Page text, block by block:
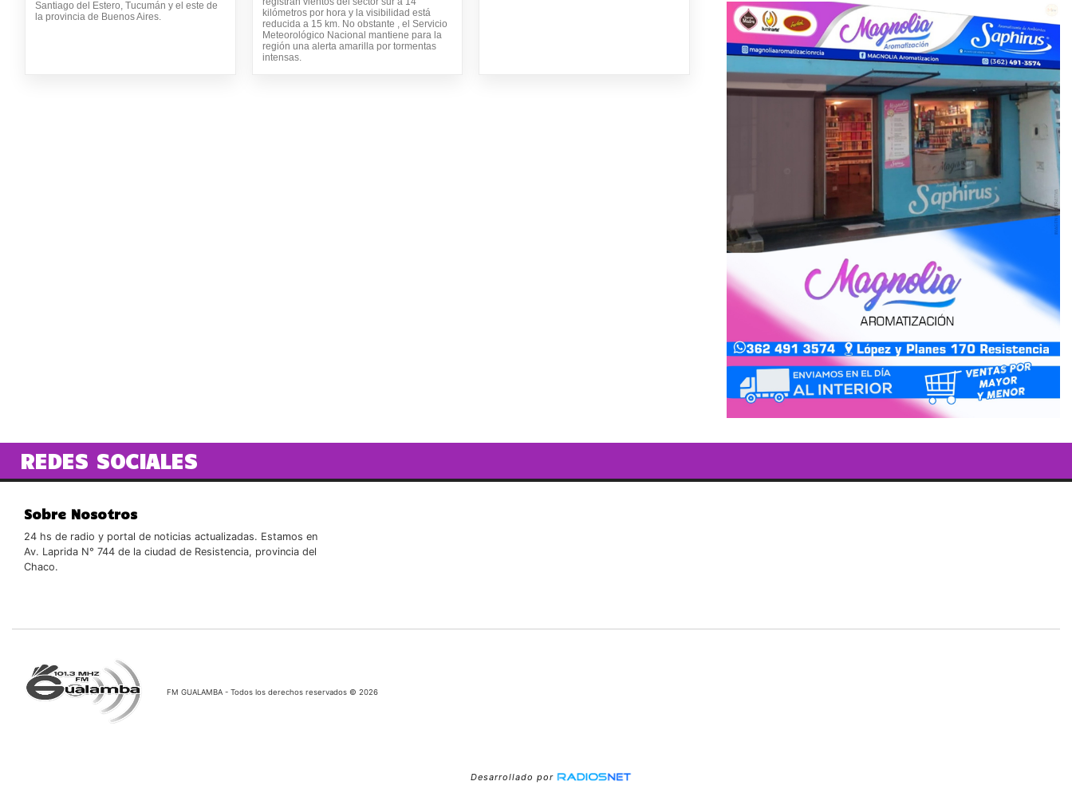
Santiago del Estero, Tucumán y el este de
la provincia de Buenos Aires.
kilómetros por hora y la visibilidad está
reducida a 15 km. No obstante , el Servicio
Meteorológico Nacional mantiene para la
región una alerta amarilla por tormentas
intensas.
REDES SOCIALES
Sobre Nosotros
24 hs de radio y portal de noticias actualizadas. Estamos en
Av. Laprida N° 744 de la ciudad de Resistencia, provincia del
Chaco.
FM GUALAMBA - Todos los derechos reservados © 2026
Desarrollado por